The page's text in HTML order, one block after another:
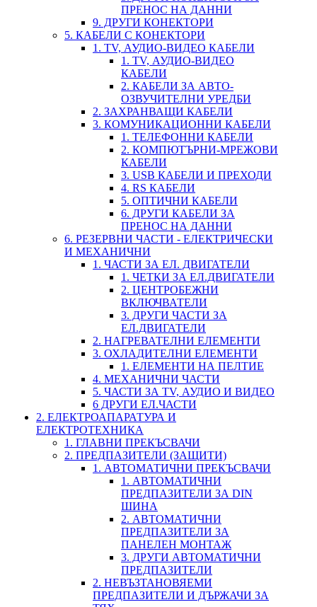
ПРЕНОС НА ДАННИ
9. ДРУГИ КОНЕКТОРИ
5. КАБЕЛИ С КОНЕКТОРИ
1. TV, АУДИО-ВИДЕО КАБЕЛИ
1. TV, АУДИО-ВИДЕО
КАБЕЛИ
2. КАБЕЛИ ЗА АВТО-
ОЗВУЧИТЕЛНИ УРЕДБИ
2. ЗАХРАНВАЩИ КАБЕЛИ
3. КОМУНИКАЦИОННИ КАБЕЛИ
1. ТЕЛЕФОННИ КАБЕЛИ
2. КОМПЮТЪРНИ-МРЕЖОВИ
КАБЕЛИ
3. USB КАБЕЛИ И ПРЕХОДИ
4. RS КАБЕЛИ
5. ОПТИЧНИ КАБЕЛИ
6. ДРУГИ КАБЕЛИ ЗА
ПРЕНОС НА ДАННИ
6. РЕЗЕРВНИ ЧАСТИ - ЕЛЕКТРИЧЕСКИ
И МЕХАНИЧНИ
1. ЧАСТИ ЗА ЕЛ. ДВИГАТЕЛИ
1. ЧЕТКИ ЗА ЕЛ.ДВИГАТЕЛИ
2. ЦЕНТРОБЕЖНИ
ВКЛЮЧВАТЕЛИ
3. ДРУГИ ЧАСТИ ЗА
ЕЛ.ДВИГАТЕЛИ
2. НАГРЕВАТЕЛНИ ЕЛЕМЕНТИ
3. ОХЛАДИТЕЛНИ ЕЛЕМЕНТИ
1. ЕЛЕМЕНТИ НА ПЕЛТИЕ
4. МЕХАНИЧНИ ЧАСТИ
5. ЧАСТИ ЗА TV, АУДИО И ВИДЕО
6 ДРУГИ ЕЛ.ЧАСТИ
2. ЕЛЕКТРОАПАРАТУРА И
ЕЛЕКТРОТЕХНИКА
1. ГЛАВНИ ПРЕКЪСВАЧИ
2. ПРЕДПАЗИТЕЛИ (ЗАЩИТИ)
1. АВТОМАТИЧНИ ПРЕКЪСВАЧИ
1. АВТОМАТИЧНИ
ПРЕДПАЗИТЕЛИ ЗА DIN
ШИНА
2. АВТОМАТИЧНИ
ПРЕДПАЗИТЕЛИ ЗА
ПАНЕЛЕН МОНТАЖ
3. ДРУГИ АВТОМАТИЧНИ
ПРЕДПАЗИТЕЛИ
2. НЕВЪЗТАНОВЯЕМИ
ПРЕДПАЗИТЕЛИ И ДЪРЖАЧИ ЗА